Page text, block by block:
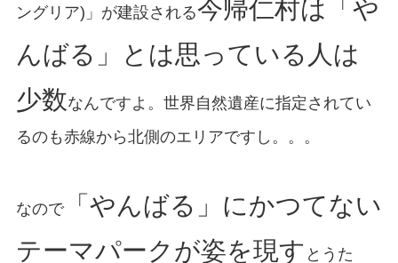
ングリア)」が建設される今帰仁村は「や
んばる」とは思っている人は
少数なんですよ。世界自然遺産に指定されてい
るのも赤線から北側のエリアですし。。。
なので「やんばる」にかつてない
テーマパークが姿を現す とうた